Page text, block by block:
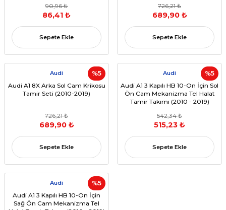
90,96 ₺
86,41 ₺
Sepete Ekle
726,21 ₺
689,90 ₺
Sepete Ekle
%5
Audi
Audi A1 8X Arka Sol Cam Krikosu
Tamir Seti (2010-2019)
726,21 ₺
689,90 ₺
Sepete Ekle
%5
Audi
Audi A1 3 Kapılı HB 10-On İçin Sol
Ön Cam Mekanizma Tel Halat
Tamir Takımı (2010 - 2019)
542,34 ₺
515,23 ₺
Sepete Ekle
%5
Audi
Audi A1 3 Kapılı HB 10-On İçin
Sağ Ön Cam Mekanizma Tel